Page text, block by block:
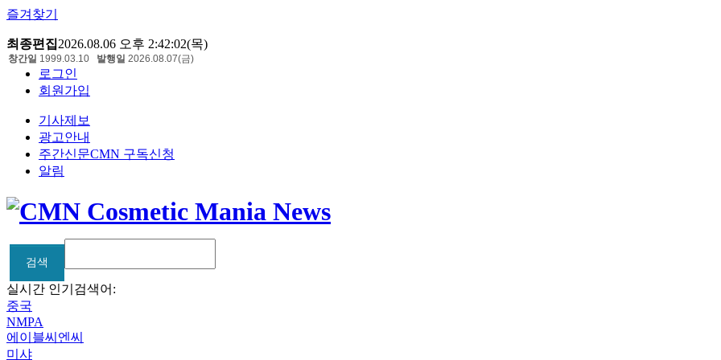
즐겨찾기
최종편집2026.08.06 오후 2:42:02(목)
로그인
회원가입
기사제보
광고안내
주간신문CMN 구독신청
알림
창간일 1999.03.10 발행일 2026.08.07(금)
검색
검색
실시간 인기검색어:
중국
NMPA
에이블씨엔씨
미샤